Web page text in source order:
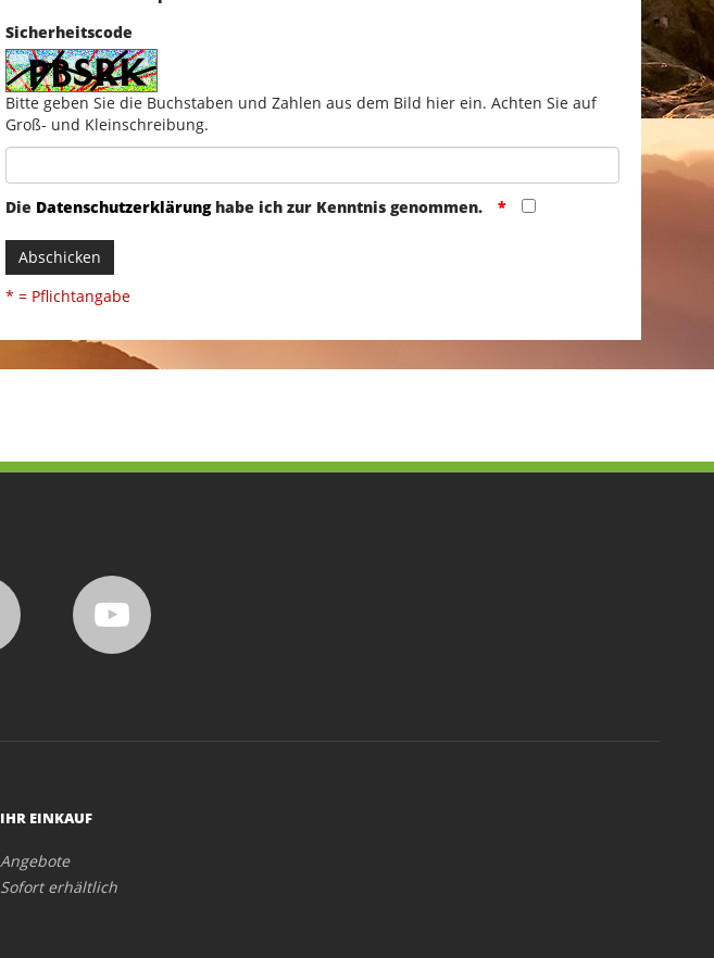
Sicherheitscode
Bitte geben Sie die Buchstaben und Zahlen aus dem Bild hier ein. Achten Sie auf
Groß- und Kleinschreibung.
Die Datenschutzerklärunghabe ich zur Kenntnis genommen.
Abschicken
* = Pflichtangabe
IHR EINKAUF
Angebote
Sofort erhältlich